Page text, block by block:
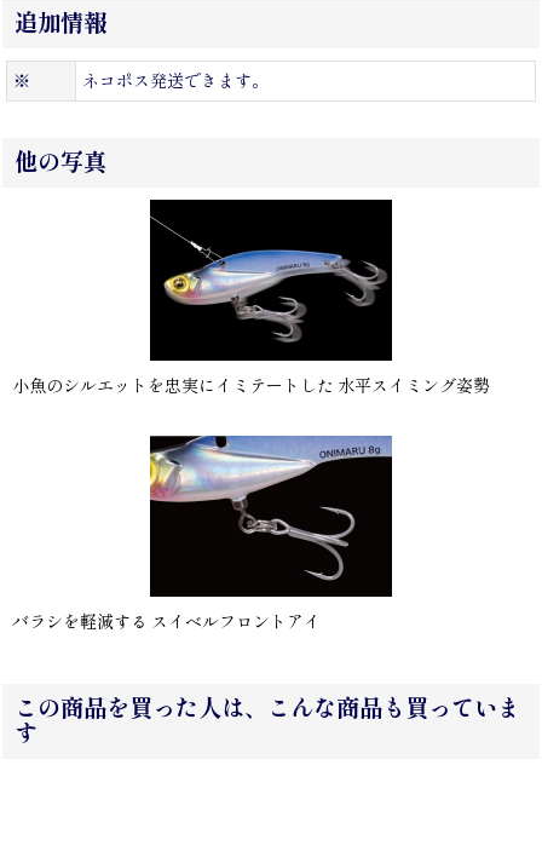
追加情報
※ ネコポス発送できます。
他の写真
小魚のシルエットを忠実にイミテートした 水平スイミング姿勢
バラシを軽減する スイベルフロントアイ
この商品を買った人は、こんな商品も買っていま
す